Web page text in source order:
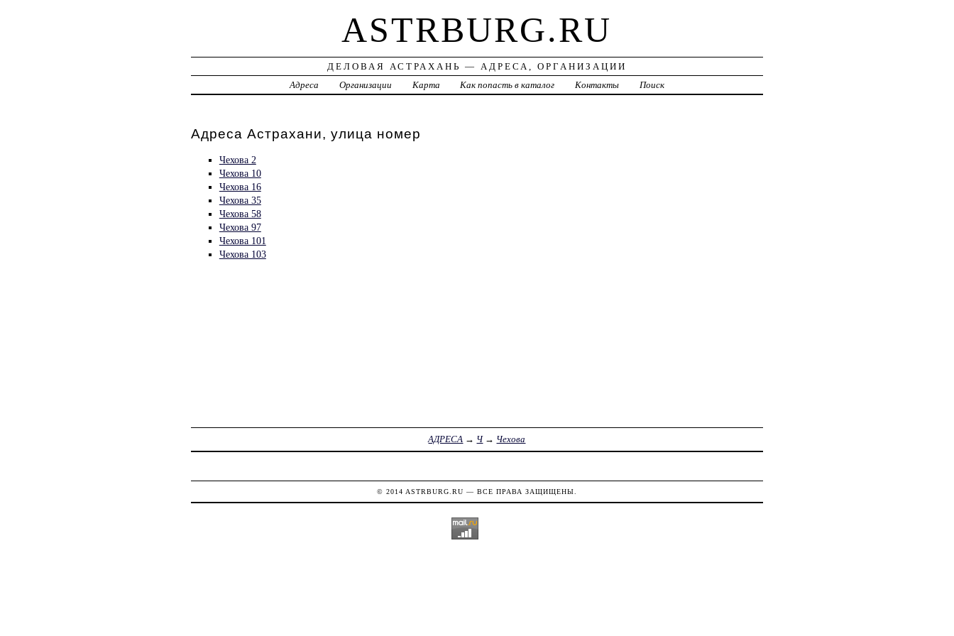
ASTRBURG.RU
ДЕЛОВАЯ АСТРАХАНЬ — АДРЕСА, ОРГАНИЗАЦИИ
Адреса
Организации Карта Как попасть в каталог Контакты Поиск
Адреса Астрахани, улица номер
Чехова 2
Чехова 10
Чехова 16
Чехова 35
Чехова 58
Чехова 97
Чехова 101
Чехова 103
АДРЕСА → Ч→ Чехова
© 2014 ASTRBURG.RU — ВСЕ ПРАВА ЗАЩИЩЕНЫ.